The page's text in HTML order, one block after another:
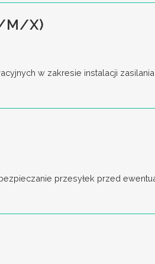
M/X)
w zakresie instalacji zasilania
przesyłek przed